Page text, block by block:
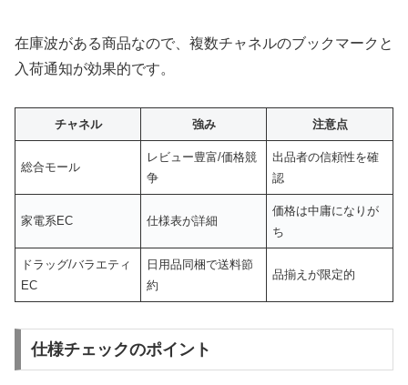
在庫波がある商品なので、複数チャネルのブックマークと
入荷通知が効果的です。
チャネル 強み 注意点
総合モール
レビュー豊富/価格競
争
出品者の信頼性を確
認
家電系EC 仕様表が詳細
価格は中庸になりが
ち
ドラッグ/バラエティ
EC
日用品同梱で送料節
約
品揃えが限定的
仕様チェックのポイント